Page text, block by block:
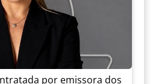
por emissora dos